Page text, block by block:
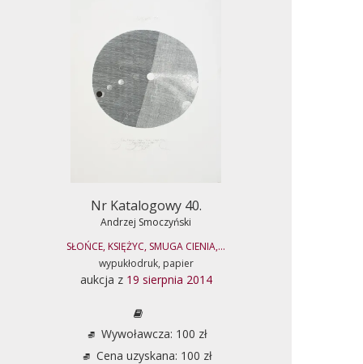
Nr Katalogowy 40.
Andrzej Smoczyński
SŁOŃCE, KSIĘŻYC, SMUGA CIENIA,...
wypukłodruk, papier
aukcja z 19 sierpnia 2014
Wywoławcza: 100 zł
Cena uzyskana: 100 zł